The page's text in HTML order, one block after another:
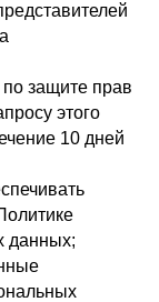
защите прав
этого
10 дней
данных;